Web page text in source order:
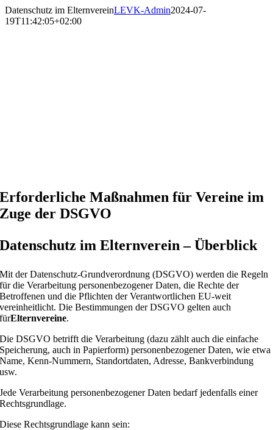
Zum
Inhalt
Datenschutz im ElternvereinLEVK-Admin2024-07-
19T11:42:05+02:00
Erforderliche Maßnahmen für Vereine im
Zuge der DSGVO
Datenschutz im Elternverein – Überblick
Mit der Datenschutz-Grundverordnung (DSGVO) werden die Regeln
für die Verarbeitung personenbezogener Daten, die Rechte der
Betroffenen und die Pflichten der Verantwortlichen EU-weit
vereinheitlicht. Die Bestimmungen der DSGVO gelten auch
fürElternvereine.
Die DSGVO betrifft die Verarbeitung (dazu zählt auch die einfache
Speicherung, auch in Papierform) personenbezogener Daten, wie etwa
Name, Kenn-Nummern, Standortdaten, Adresse, Bankverbindung
usw.
Jede Verarbeitung personenbezogener Daten bedarf jedenfalls einer
Rechtsgrundlage.
Diese Rechtsgrundlage kann sein: